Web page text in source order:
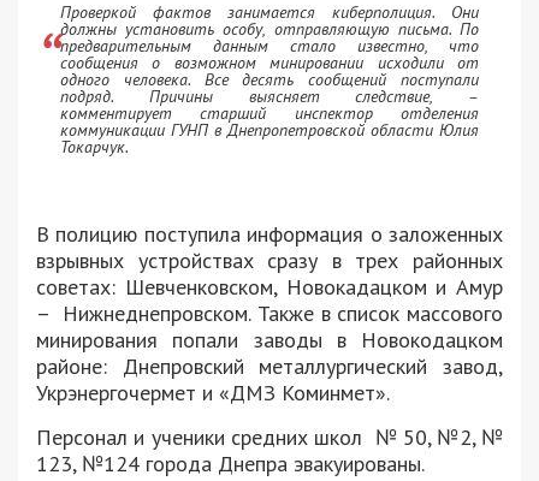
Проверкой фактов занимается киберполиция. Они
должны установить особу, отправляющую письма. По
предварительным данным стало известно, что
сообщения о возможном минировании исходили от
одного человека. Все десять сообщений поступали
подряд. Причины выясняет следствие, –
комментирует старший инспектор отделения
коммуникации ГУНП в Днепропетровской области Юлия
Токарчук.
В полицию поступила информация о заложенных
взрывных устройствах сразу в трех районных
советах: Шевченковском, Новокадацком и Амур
– Нижнеднепровском. Также в список массового
минирования попали заводы в Новокодацком
районе: Днепровский металлургический завод,
Укрэнергочермет и «ДМЗ Коминмет».
Персонал и ученики средних школ № 50, №2, №
123, №124 города Днепра эвакуированы.